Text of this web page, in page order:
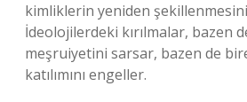
kimliklerin yeniden
İdeolojilerdeki kırılmalar, bazen
meşruiyetini sarsar, bazen de
katılımını engeller.